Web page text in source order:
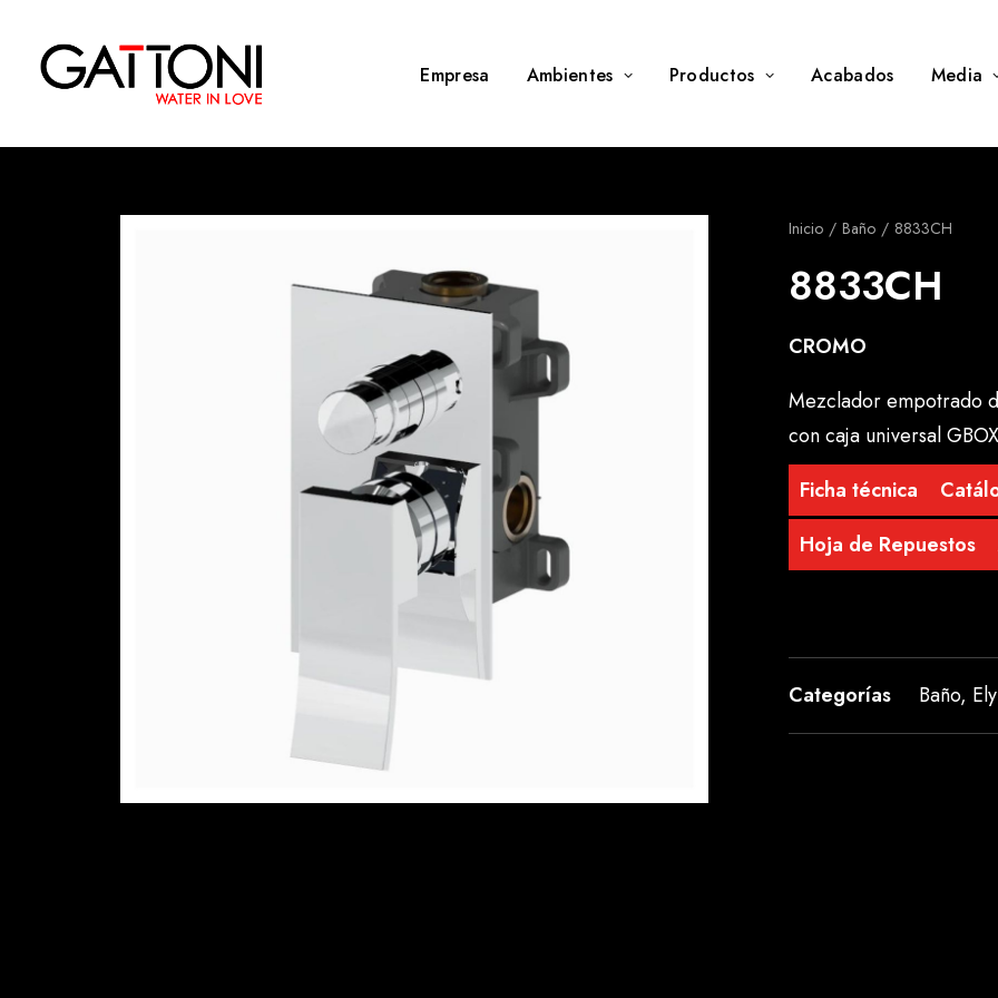
Empresa Ambientes Productos Acabados Media
Inicio Baño 8833CH
8833CH
CROMO
Mezclador empotrado
con caja universal
Ficha técnica
Hoja de Repuestos
Categorías Baño, Ely